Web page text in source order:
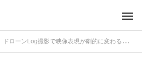
ドローンLog撮影で映像表現が劇的に変わる！編集テクニック